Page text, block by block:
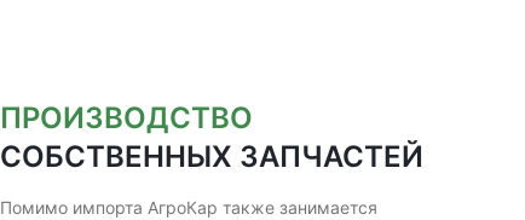
ПРОИЗВОДСТВО
СОБСТВЕННЫХ ЗАПЧАСТЕЙ
Помимо импорта АгроКар также занимается